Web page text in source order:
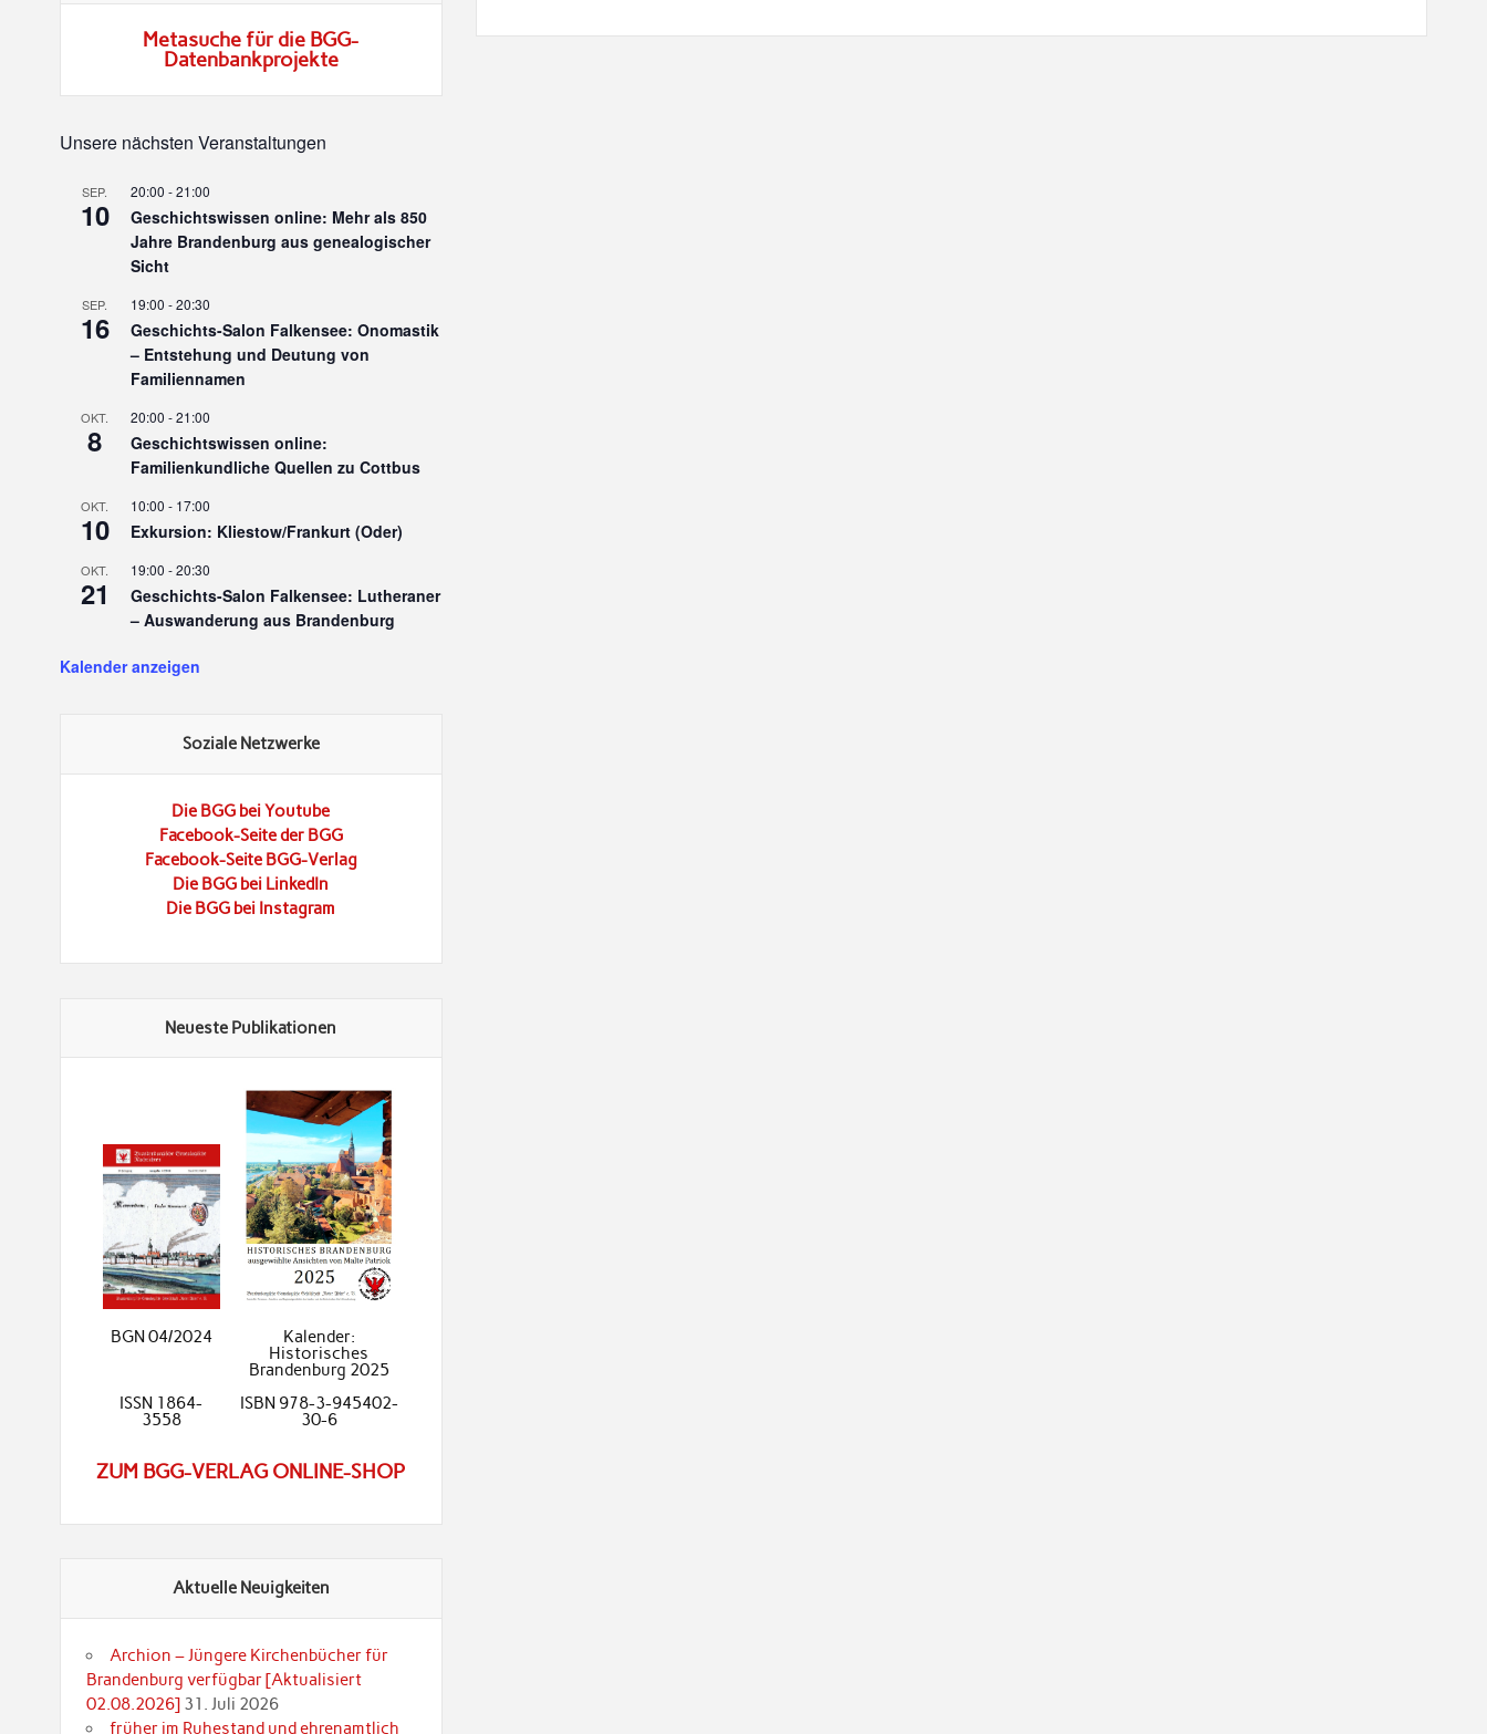
Metasuche für die BGG-
Datenbankprojekte
Unsere nächsten Veranstaltungen
SEP.
10
20:00 -21:00
Geschichtswissen online: Mehr als 850
Jahre Brandenburg aus genealogischer
Sicht
SEP.
16
19:00 -20:30
Geschichts-Salon Falkensee: Onomastik
– Entstehung und Deutung von
Familiennamen
OKT.
8
20:00 -21:00
Geschichtswissen online:
Familienkundliche Quellen zu Cottbus
OKT.
10
10:00 - 17:00
Exkursion: Kliestow/Frankurt (Oder)
OKT.
21
19:00 -20:30
Geschichts-Salon Falkensee: Lutheraner
– Auswanderung aus Brandenburg
Kalender anzeigen
Soziale Netzwerke
Die BGG bei Youtube
Facebook-Seite der BGG
Facebook-Seite BGG-Verlag
Die BGG bei LinkedIn
Die BGG bei Instagram
Neueste Publikationen
BGN 04/2024
Kalender:
Historisches
Brandenburg 2025
ISSN 1864-
3558
ISBN 978-3-945402-
30-6
ZUM BGG-VERLAG ONLINE-SHOP
Aktuelle Neuigkeiten
Archion – Jüngere Kirchenbücher für
Brandenburg verfügbar [Aktualisiert
02.08.2026] 31. Juli 2026
früher im Ruhestand und ehrenamtlich